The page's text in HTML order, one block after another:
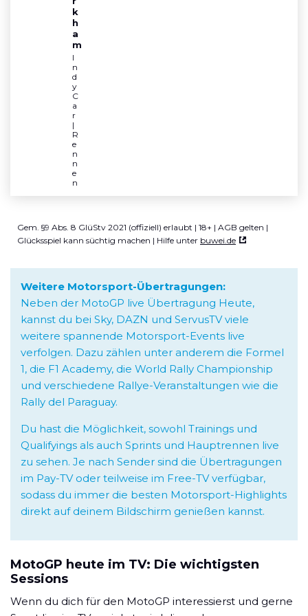
k
h
a
m
I
n
d
y
C
a
r
|
R
e
n
n
e
Gem. §9 Abs. 8 GlüStv 2021 (offiziell) erlaubt | 18+ | AGB gelten |
Glücksspiel kann süchtig machen | Hilfe unter buwei.de
Weitere Motorsport-Übertragungen:
Neben der MotoGP live Übertragung Heute,
kannst du bei Sky, DAZN und ServusTV viele
weitere spannende Motorsport-Events live
verfolgen. Dazu zählen unter anderem die Formel
1, die F1 Academy, die World Rally Championship
und verschiedene Rallye-Veranstaltungen wie die
Rally del Paraguay.
Du hast die Möglichkeit, sowohl Trainings und
Qualifyings als auch Sprints und Hauptrennen live
zu sehen. Je nach Sender sind die Übertragungen
im Pay-TV oder teilweise im Free-TV verfügbar,
sodass du immer die besten Motorsport-Highlights
direkt auf deinem Bildschirm genießen kannst.
MotoGP heute im TV: Die wichtigsten
Sessions
Wenn du dich für den MotoGP interessierst und gerne